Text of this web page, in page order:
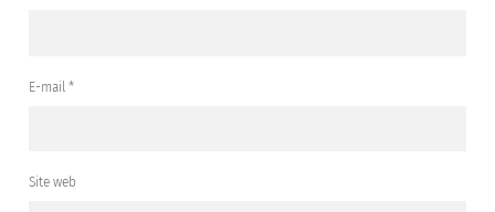
E-mail *
Site web